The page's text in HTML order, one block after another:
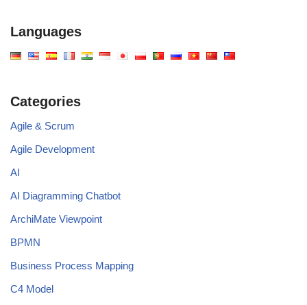
Languages
Categories
Agile & Scrum
Agile Development
AI
AI Diagramming Chatbot
ArchiMate Viewpoint
BPMN
Business Process Mapping
C4 Model